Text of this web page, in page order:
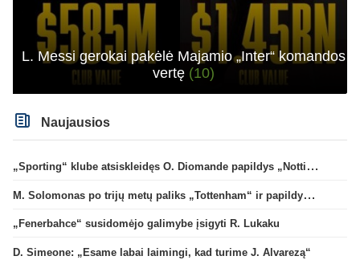
L. Messi gerokai pakėlė Majamio „Inter“ komandos
vertę (10)
Naujausios
„Sporting“ klube atsiskleidęs O. Diomande papildys „Nottingham“ gretas
M. Solomonas po trijų metų paliks „Tottenham“ ir papildys „West Ham“ klubą
„Fenerbahce“ susidomėjo galimybe įsigyti R. Lukaku
D. Simeone: „Esame labai laimingi, kad turime J. Alvarezą“